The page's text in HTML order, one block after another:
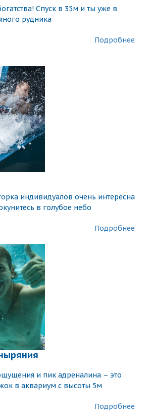
Спуск в 35м и ты уже в
рудника
Подробнее
индивидуалов очень интересна
в голубое небо
Подробнее
и пик адреналина – это
в аквариум с высоты 5м
Подробнее